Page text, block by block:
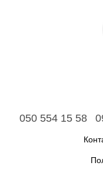
050 554 15 58